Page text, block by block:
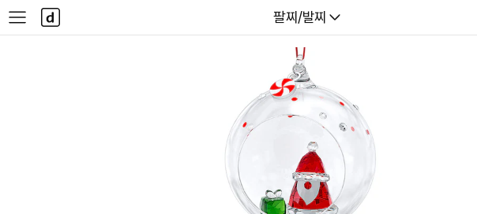
다나와
팔찌/발찌
사
이
다
나
와